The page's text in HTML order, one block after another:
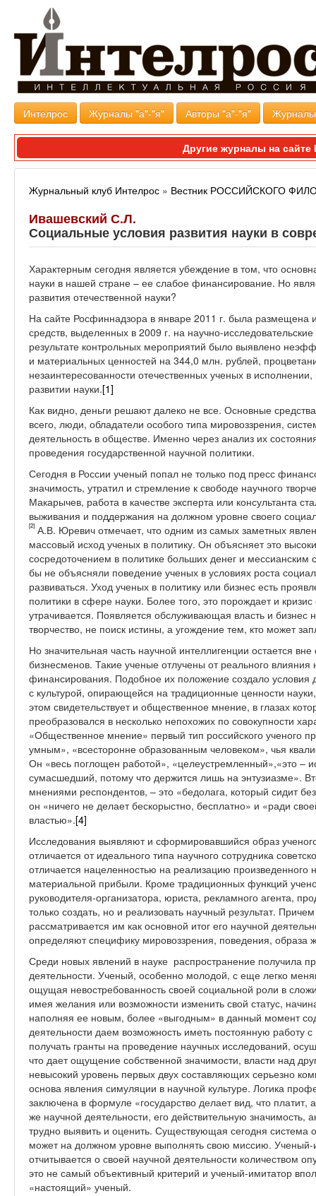
Интелрос Журналы "а"-"я" Авторы "а"-"я"
Другие журналы на
Журнальный клуб Интелрос » Вестник РОССИЙСКОГО
Ивашевский С.Л.
Социальные условия развития науки в
Характерным сегодня является убеждение в том, что
науки в нашей стране – ее слабое финансирование. Но
развития отечественной науки?
На сайте Росфиннадзора в январе 2011 г. была
средств, выделенных в 2009 г. на научно-
результате контрольных мероприятий было выявлено
и материальных ценностей на 344,0 млн. рублей,
незаинтересованности отечественных ученых в
развитии науки.[1]
Как видно, деньги решают далеко не все. Основные
всего, люди, обладатели особого типа мировоззрения,
деятельность в обществе. Именно через анализ их
проведения государственной научной политики.
Сегодня в России ученый попал не только под пресс
значимость, утратил и стремление к свободе научного
Макарычев, работа в качестве эксперта или консультанта
выживания и поддержания на должном уровне своего
[2] А.В. Юревич отмечает, что одним из самых заметных
массовый исход ученых в политику. Он объясняет это
сосредоточением в политике больших денег и
бы не объясняли поведение ученых в условиях роста
развиваться. Уход ученых в политику или бизнес есть
политики в сфере науки. Более того, это порождает и
утрачивается. Появляется обслуживающая власть и
творчество, не поиск истины, а угождение тем, кто может
Но значительная часть научной интеллигенции остается
бизнесменов. Такие ученые отлучены от реального влияния
финансирования. Подобное их положение создало условия
с культурой, опирающейся на традиционные ценности
этом свидетельствует и общественное мнение, в глазах
преобразовался в несколько непохожих по совокупности
«Общественное мнение» первый тип российского ученого
умным», «всесторонне образованным человеком», чья
Он «весь поглощен работой», «целеустремленный»,«это –
сумасшедший, потому что держится лишь на энтузиазме».
мнениями респондентов, – это «бедолага, который сидит
он «ничего не делает бескорыстно, бесплатно» и «ради
властью».[4]
Исследования выявляют и сформировавшийся образ
отличается от идеального типа научного сотрудника
отличается нацеленностью на реализацию произведенного
материальной прибыли. Кроме традиционных функций
руководителя-организатора, юриста, рекламного агента,
только создать, но и реализовать научный результат.
рассматривается им как основной итог его научной
определяют специфику мировоззрения, поведения, образа
Среди новых явлений в науке распространение получила
деятельности. Ученый, особенно молодой, с еще легко
ощущая невостребованность своей социальной роли в
имея желания или возможности изменить свой статус,
наполняя ее новым, более «выгодным» в данный момент
деятельности даем возможность иметь постоянную работу
получать гранты на проведение научных исследований,
что дает ощущение собственной значимости, власти над
невысокий уровень первых двух составляющих серьезно
основа явления симуляции в научной культуре. Логика
заключена в формуле «государство делает вид, что платит,
же научной деятельности, его действительную значимость,
трудно выявить и оценить. Существующая сегодня система
может на должном уровне выполнять свою миссию. Ученый-
отчитывается о своей научной деятельности количеством
это не самый объективный критерий и ученый-имитатор
«настоящий» ученый.